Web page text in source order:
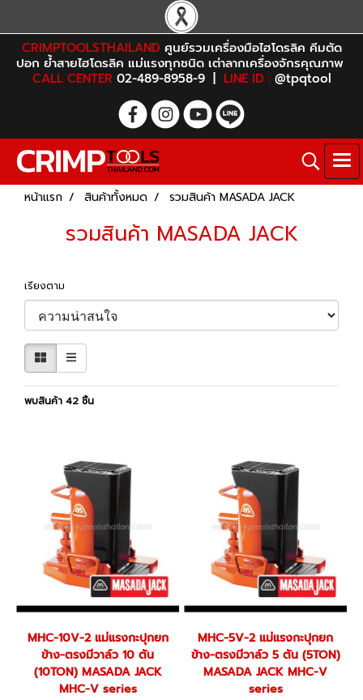
CRIMPTOOLSTHAILAND ศูนย์รวมเครื่องมือไฮโดรลิค คีมตัด
ปอก ย้ำสายไฮโดรลิค แม่แรงทุกชนิด เต่าลากเครื่องจักรคุณภาพ
CALL CENTER 02-489-8958-9 | LINE ID :@tpqtool
หน้าแรก สินค้าทั้งหมด รวมสินค้า MASADA JACK
รวมสินค้า MASADA JACK
เรียงตาม
พบสินค้า 42 ชิ้น
MHC-10V-2 แม่แรงกะปุกยก
ข้าง-ตรงมีวาล์ว 10 ตัน
(10TON) MASADA JACK
MHC-V series
MHC-5V-2 แม่แรงกะปุกยก
ข้าง-ตรงมีวาล์ว 5 ตัน (5TON)
MASADA JACK MHC-V
series